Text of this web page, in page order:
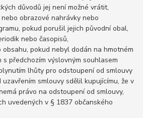
důvodů jej není možné vrátit,
obrazové nahrávky nebo
pokud porušil jejich původní obal,
nebo časopisů,
pokud nebyl dodán na hmotném
s předchozím výslovným souhlasem
lhůty pro odstoupení od smlouvy
smlouvy sdělil kupujícímu, že v
právo na odstoupení od smlouvy,
uvedených v § 1837 občanského